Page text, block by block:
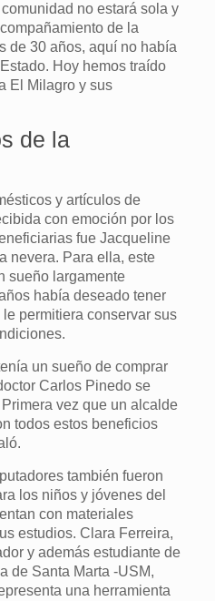
no estará sola y
de la
de 30 años, aquí no había
Hoy hemos traído
El Milagro y sus
de la
y artículos de
con emoción por los
fue Jacqueline
nevera. Para ella, este
sueño largamente
había deseado tener
permitiera conservar sus
un sueño de comprar
Carlos Pinedo se
vez que un alcalde
todos estos beneficios
también fueron
los niños y jóvenes del
con materiales
estudios. Clara Ferreira,
y además estudiante de
de Santa Marta -USM,
una herramienta